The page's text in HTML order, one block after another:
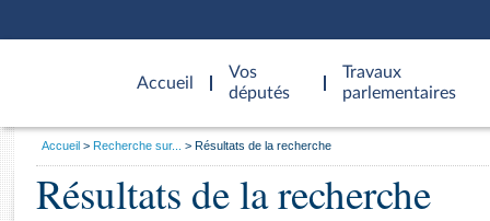
Accueil
d'accueil
Vos
députés
Travaux
parlementaires
Général
Vous
Accueil Recherche sur... Résultats de la recherche
Résultats de la recherche